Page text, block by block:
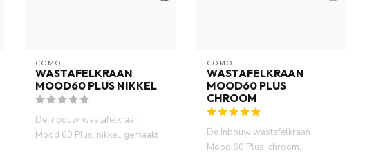
COMO
WASTAFELKRAAN
MOOD60 PLUS NIKKEL
De Inbouw wastafelkraan
Mood 60 Plus, nikkel, gemaakt
COMO
WASTAFELKRAAN
MOOD60 PLUS
CHROOM
De Inbouw wastafelkraan
Mood 60 Plus, chroom,